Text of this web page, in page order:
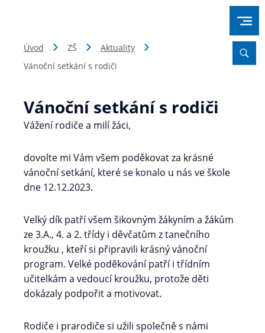
Úvod ZŠ
Aktuality
Vánoční setkání s rodiči
Vánoční setkání s rodiči
Vážení rodiče a milí žáci,
dovolte mi Vám všem poděkovat za krásné
vánoční setkání, které se konalo u nás ve škole
dne 12.12.2023.
Velký dík patří všem šikovným žákyním a žákům
ze 3.A., 4. a 2. třídy i děvčatům z tanečního
kroužku , kteří si připravili krásný vánoční
program. Velké poděkování patří i třídním
učitelkám a vedoucí kroužku, protože děti
dokázaly podpořit a motivovat.
Rodiče i prarodiče si užili společně s námi